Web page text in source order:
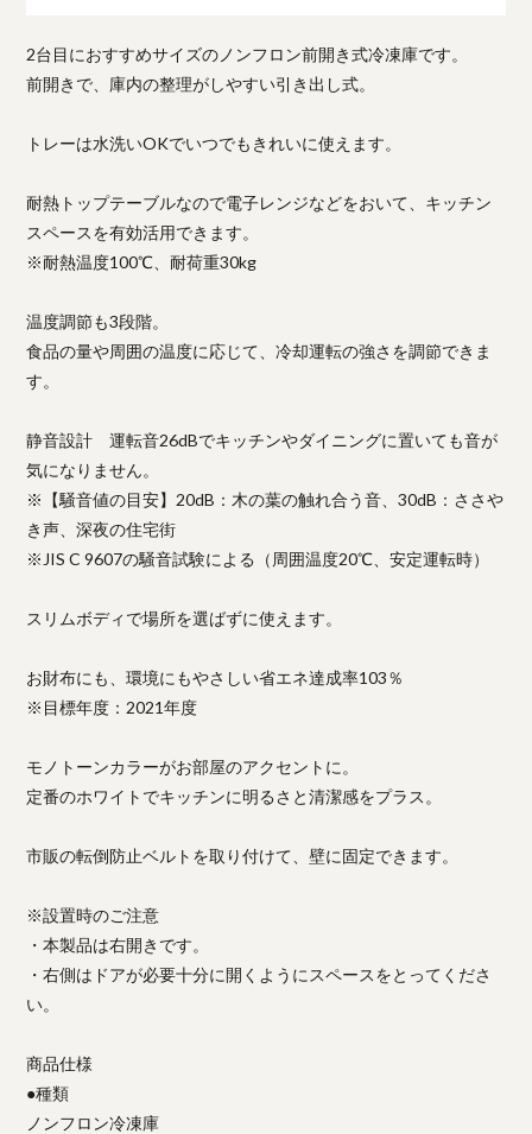
2台目におすすめサイズのノンフロン前開き式冷凍庫です。
前開きで、庫内の整理がしやすい引き出し式。
トレーは水洗いOKでいつでもきれいに使えます。
耐熱トップテーブルなので電子レンジなどをおいて、キッチン
スペースを有効活用できます。
※耐熱温度100℃、耐荷重30kg
温度調節も3段階。
食品の量や周囲の温度に応じて、冷却運転の強さを調節できま
す。
静音設計 運転音26dBでキッチンやダイニングに置いても音が
気になりません。
※【騒音値の目安】20dB：木の葉の触れ合う音、30dB：ささや
き声、深夜の住宅街
※JIS C 9607の騒音試験による（周囲温度20℃、安定運転時）
スリムボディで場所を選ばずに使えます。
お財布にも、環境にもやさしい省エネ達成率103％
※目標年度：2021年度
モノトーンカラーがお部屋のアクセントに。
定番のホワイトでキッチンに明るさと清潔感をプラス。
市販の転倒防止ベルトを取り付けて、壁に固定できます。
※設置時のご注意
・本製品は右開きです。
・右側はドアが必要十分に開くようにスペースをとってくださ
い。
商品仕様
●種類
ノンフロン冷凍庫